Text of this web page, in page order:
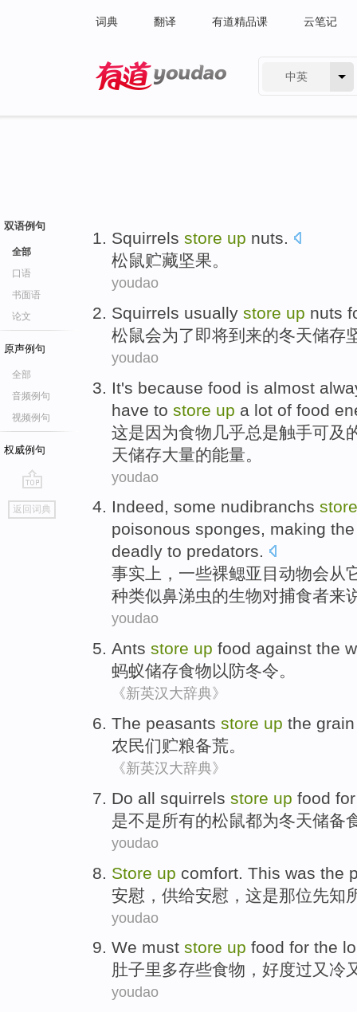
词典 翻译 有道精品课 云笔记
中英
双语例句
全部
口语
书面语
论文
原声例句
全部
音频例句
视频例句
权威例句
go
top
返回词典
Squirrels store up nuts.
松鼠贮藏坚果。
youdao
Squirrels usually store up nuts
松鼠会为了即将到来的冬天储存
youdao
It's because food is almost
have to store up a lot of food
这是因为食物 几乎总是触手可及
天储存大量的能量 。
youdao
Indeed, some nudibranchs
poisonous sponges, making
deadly to predators.
事实上 ， 一些裸鳃亚目动物会从
种类似鼻涕虫的生物对捕食者来
youdao
Ants store up food against the
蚂蚁储存食物以防冬令。
《新英汉大辞典》
The peasants store up the grain
农民们贮粮备荒。
《新英汉大辞典》
Do all squirrels store up food for
是不是所有的松鼠都为冬天储备
youdao
Store up comfort This was the
安慰， 供给安慰， 这是那位先知
youdao
We must store up food for the
肚子里多存些食物 ，好度过又冷
youdao